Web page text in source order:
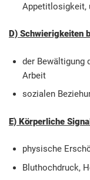
Appetitlosigkeit,
D) Schwierigkeiten
der Bewältigung
Arbeit
sozialen
E) Körperliche
physische
Bluthochdruck,